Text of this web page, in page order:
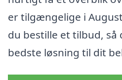
er tilgængelige i
du bestille et tilbud, så
bedste løsning til dit